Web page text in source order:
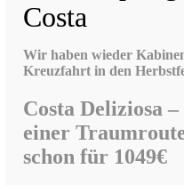
Costa
Wir haben wieder
Kreuzfahrt in den
Costa Deliziosa
einer
schon für 1049€